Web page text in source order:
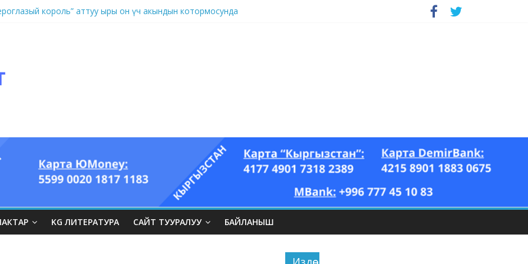
король” аттуу ыры он үч акындын котормосунда
KG ЛИТЕРАТУРА САЙТ ТУУРАЛУУ БАЙЛАНЫШ